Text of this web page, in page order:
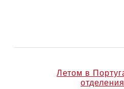
Летом в